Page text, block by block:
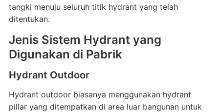
tangki menuju seluruh titik hydrant yang telah
ditentukan.
Jenis Sistem Hydrant yang
Digunakan di Pabrik
Hydrant Outdoor
Hydrant outdoor biasanya menggunakan hydrant
pillar yang ditempatkan di area luar bangunan untuk